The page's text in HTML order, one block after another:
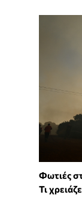
Φωτιές
Τι